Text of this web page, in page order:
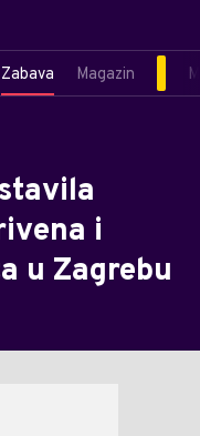
Zabava Magazin
i
u Zagrebu